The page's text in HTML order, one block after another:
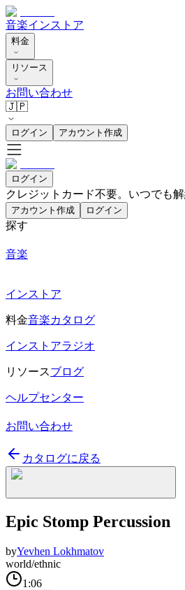
音楽インストア
料金
リソース
お問い合わせ
🇯🇵
ログイン アカウント作成
ログイン
クレジットカード不要。いつでも解
アカウント作成 ログイン
探す
音楽
インストア
料金音楽カタログ
インストアラジオ
リソースブログ
ヘルプセンター
お問い合わせ
カタログに戻る
Epic Stomp Percussion
byYevhen Lokhmatov
world/ethnic
1:06